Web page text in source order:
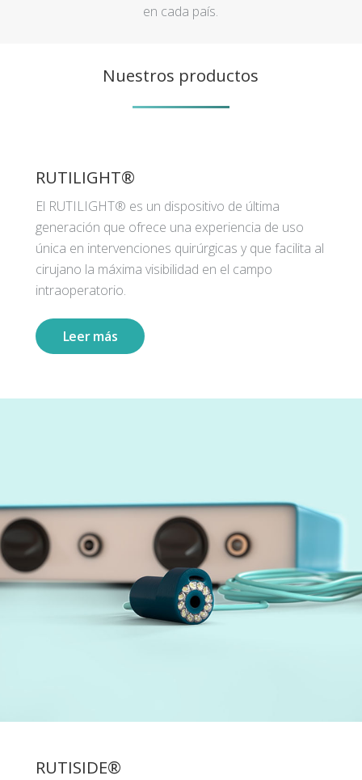
en cada país.
Nuestros productos
RUTILIGHT®
El RUTILIGHT® es un dispositivo de última
generación que ofrece una experiencia de uso
única en intervenciones quirúrgicas y que facilita al
cirujano la máxima visibilidad en el campo
intraoperatorio.
Leer más
RUTISIDE®